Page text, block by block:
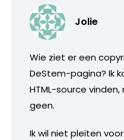
Jolie
Wie ziet er een
DeStem-pagina? Ik
HTML-source
geen.
Ik wil niet pleiten